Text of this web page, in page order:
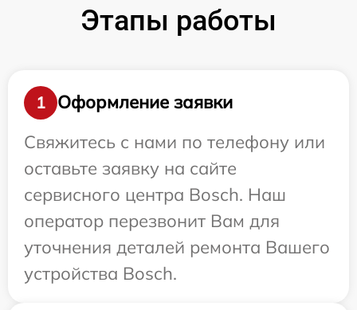
Этапы работы
1
Оформление заявки
Свяжитесь с нами по телефону или
оставьте заявку на сайте
сервисного центра Bosch. Наш
оператор перезвонит Вам для
уточнения деталей ремонта Вашего
устройства Bosch.